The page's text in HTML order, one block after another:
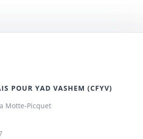
POUR YAD VASHEM (CFYV)
Motte-Picquet